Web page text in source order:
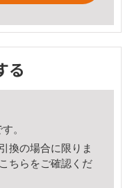
る
。
換の場合に限りま
こちら をご確認くだ